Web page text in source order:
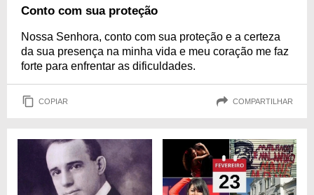
Conto com sua proteção
Nossa Senhora, conto com sua proteção e a certeza
da sua presença na minha vida e meu coração me faz
forte para enfrentar as dificuldades.
COPIAR COMPARTILHAR